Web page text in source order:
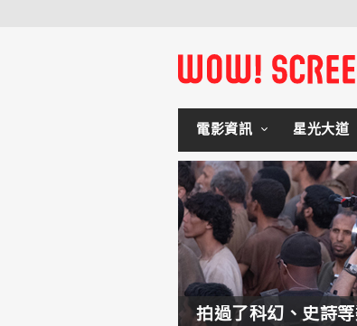
電影資訊 星光大道
拍過了科幻、史詩